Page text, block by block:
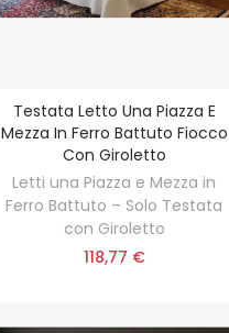
Testata Letto Una Piazza E
Mezza In Ferro Battuto Fiocco
Con Giroletto
Letti una Piazza e Mezza in
Ferro Battuto – Solo Testata
con Giroletto
118,77 €